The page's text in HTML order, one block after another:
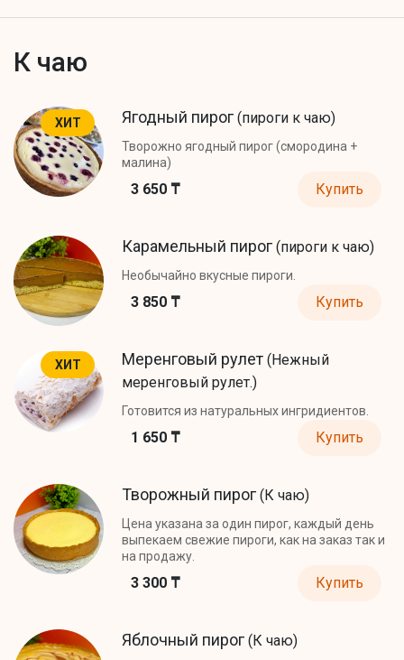
К чаю
ХИТ Ягодный пирог (пироги к чаю)
Творожно ягодный пирог (смородина +
малина)
3 650 ₸ Купить
Карамельный пирог (пироги к чаю)
Необычайно вкусные пироги.
3 850 ₸ Купить
ХИТ Меренговый рулет (Нежный
меренговый рулет.)
Готовится из натуральных ингридиентов.
1 650 ₸ Купить
Творожный пирог (К чаю)
Цена указана за один пирог, каждый день
выпекаем свежие пироги, как на заказ так и
на продажу.
3 300 ₸ Купить
Яблочный пирог (К чаю)